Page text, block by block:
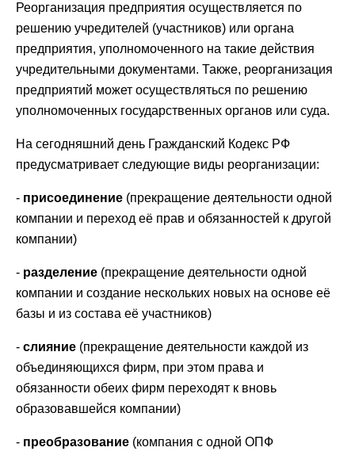
Реорганизация предприятия осуществляется по
решению учредителей (участников) или органа
предприятия, уполномоченного на такие действия
учредительными документами. Также, реорганизация
предприятий может осуществляться по решению
уполномоченных государственных органов или суда.
На сегодняшний день Гражданский Кодекс РФ
предусматривает следующие виды реорганизации:
- присоединение (прекращение деятельности одной
компании и переход её прав и обязанностей к другой
компании)
- разделение (прекращение деятельности одной
компании и создание нескольких новых на основе её
базы и из состава её участников)
- слияние (прекращение деятельности каждой из
объединяющихся фирм, при этом права и
обязанности обеих фирм переходят к вновь
образовавшейся компании)
- преобразование (компания с одной ОПФ